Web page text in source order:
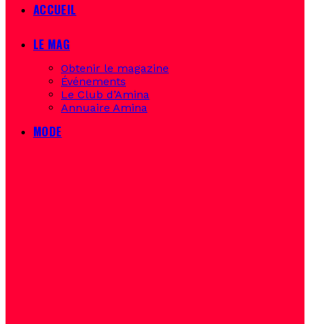
ACCUEIL
LE MAG
Obtenir le magazine
Événements
Le Club d’Amina
Annuaire Amina
MODE